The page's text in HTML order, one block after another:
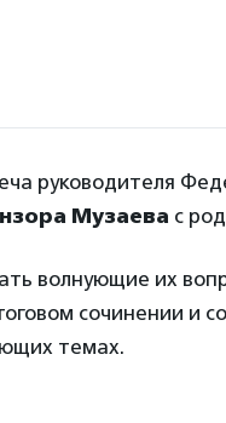
руководителя
Музаева с
волнующие их
сочинении и
темах.